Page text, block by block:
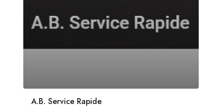
A.B. Service Rapide